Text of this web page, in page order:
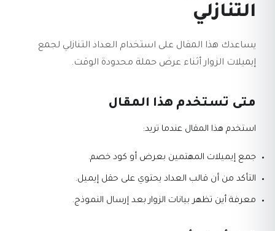
التنازلي
يساعدك هذا المقال على استخدام العداد التنازلي لجمع
إيميلات الزوار أثناء عرض حملة محدودة الوقت.
متى تستخدم هذا المقال
استخدم هذا المقال عندما تريد:
جمع إيميلات المهتمين بعرض أو كود خصم.
التأكد من أن قالب العداد يحتوي على حقل إيميل.
معرفة أين تظهر بيانات الزوار بعد إرسال النموذج.